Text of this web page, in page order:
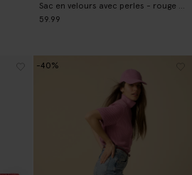
Sac en velours avec perles - rouge foncé
59.99
-40%